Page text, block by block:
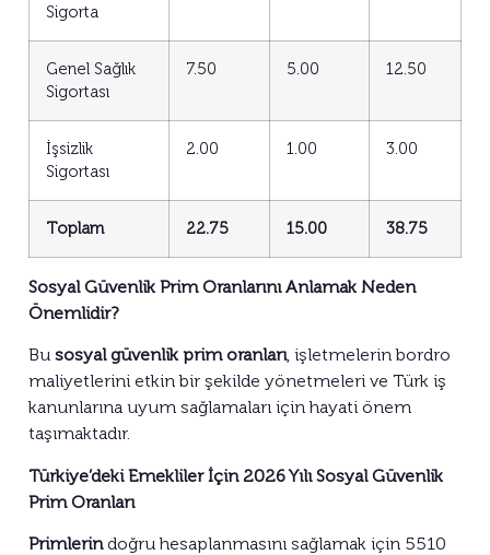
Sigorta
Genel Sağlık
Sigortası
7.50 5.00 12.50
İşsizlik
Sigortası
2.00 1.00 3.00
Toplam 22.75 15.00 38.75
Sosyal Güvenlik Prim Oranlarını Anlamak Neden
Önemlidir?
Bu sosyal güvenlik prim oranları, işletmelerin bordro
maliyetlerini etkin bir şekilde yönetmeleri ve Türk iş
kanunlarına uyum sağlamaları için hayati önem
taşımaktadır.
Türkiye’deki Emekliler İçin 2026 Yılı Sosyal Güvenlik
Prim Oranları
Primlerindoğru hesaplanmasını sağlamak için 5510